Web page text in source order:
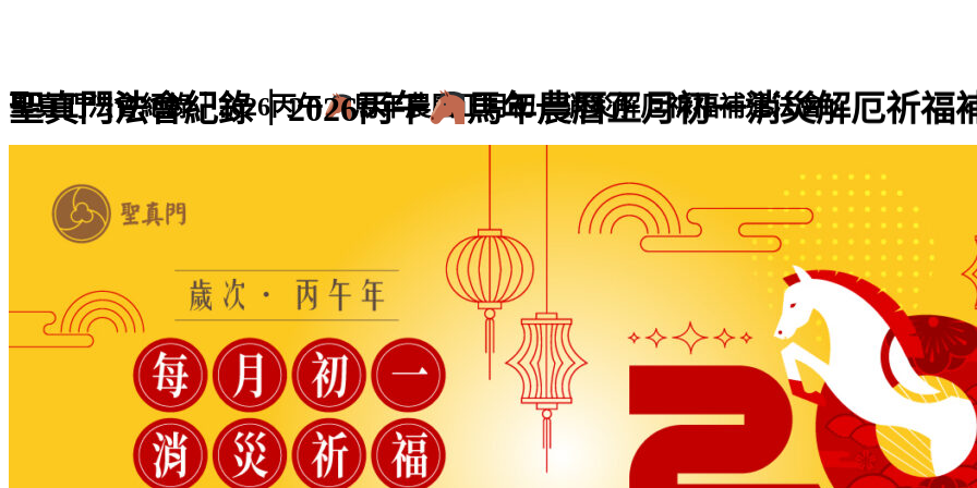
聖真門法會紀錄｜2026丙午 馬年農曆正月初一消災解厄祈福
聖真門法會紀錄｜2026丙午 馬年農曆正月初一消災解厄祈福補運法會